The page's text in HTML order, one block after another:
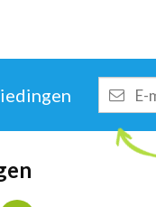
mailadres